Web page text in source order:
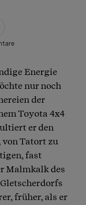
Energie
nur noch
der
Toyota 4x4
er den
von Tatort zu
fast
Malmkalk des
früher, als er